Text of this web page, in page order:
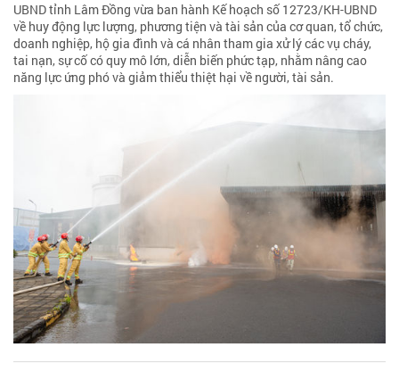
UBND tỉnh Lâm Đồng vừa ban hành Kế hoạch số 12723/KH-UBND
về huy động lực lượng, phương tiện và tài sản của cơ quan, tổ chức,
doanh nghiệp, hộ gia đình và cá nhân tham gia xử lý các vụ cháy,
tai nạn, sự cố có quy mô lớn, diễn biến phức tạp, nhằm nâng cao
năng lực ứng phó và giảm thiểu thiệt hại về người, tài sản.